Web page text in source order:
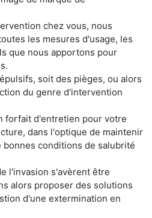
chez vous, nous
les mesures d'usage, les
que nous apportons pour
soit des pièges, ou alors
du genre d'intervention
forfait d'entretien pour votre
dans l'optique de maintenir
conditions de salubrité
l'invasion s'avèrent être
alors proposer des solutions
d'une extermination en